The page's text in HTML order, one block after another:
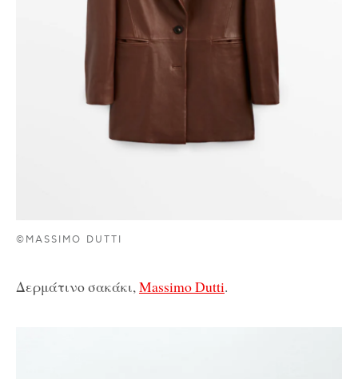
©MASSIMO DUTTI
Δερμάτινο σακάκι, Massimo Dutti.